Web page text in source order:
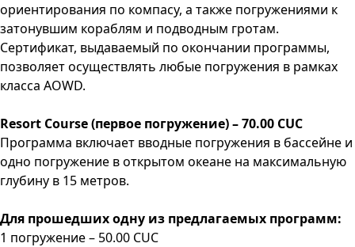
ориентирования по компасу, а также погружениями к
затонувшим кораблям и подводным гротам.
Сертификат, выдаваемый по окончании программы,
позволяет осуществлять любые погружения в рамках
класса AOWD.
Resort Course (первое погружение) – 70.00 CUC
Программа включает вводные погружения в бассейне и
одно погружение в открытом океане на максимальную
глубину в 15 метров.
Для прошедших одну из предлагаемых программ:
1 погружение – 50.00 CUC